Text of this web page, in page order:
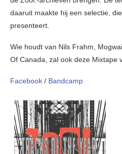
daaruit maakte hij een selectie,
presenteert.
Wie houdt van Nils Frahm,
Of Canada, zal ook deze Mixtape
Facebook / Bandcamp